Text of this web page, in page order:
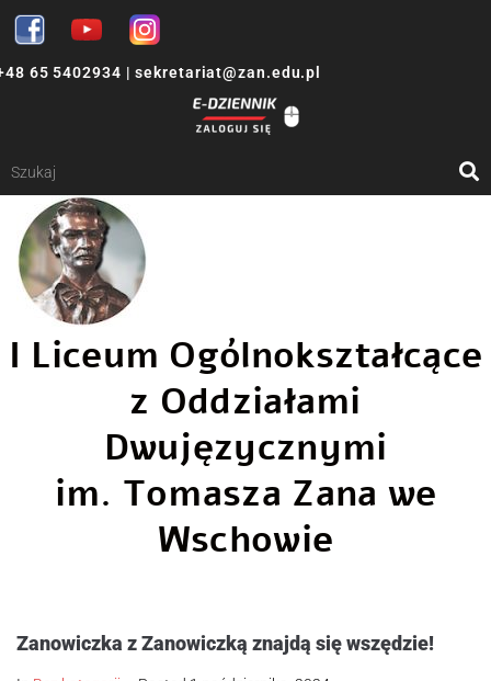
65 5402934 | sekretariat@zan.edu.pl
I Liceum Ogólnokształcące
z Oddziałami
Dwujęzycznymi
im. Tomasza Zana we
Wschowie
Zanowiczka z Zanowiczką znajdą się wszędzie!